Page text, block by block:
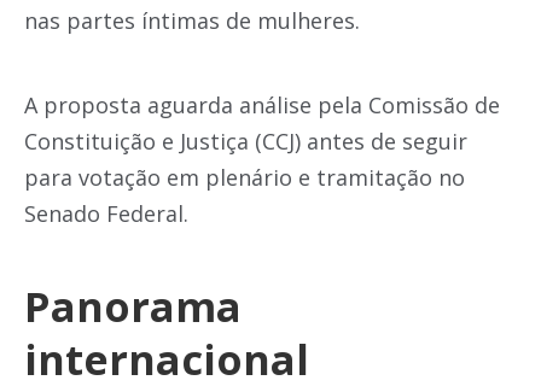
nas partes íntimas de mulheres.
A proposta aguarda análise pela Comissão de
Constituição e Justiça (CCJ) antes de seguir
para votação em plenário e tramitação no
Senado Federal.
Panorama
internacional